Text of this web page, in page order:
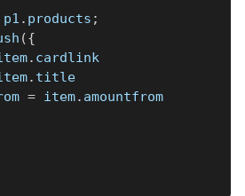
. products ;
({
. cardlink
. title
= item. amountfrom